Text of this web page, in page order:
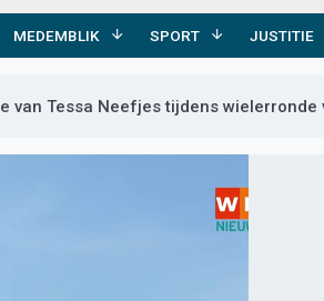
MEDEMBLIK SPORT JUSTITIE
van Tessa Neefjes tijdens wielerronde